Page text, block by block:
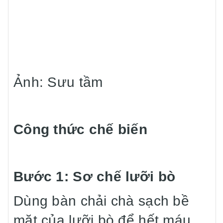
Ảnh: Sưu tầm
Công thức chế biến
Bước 1: Sơ chế lưỡi bò
Dùng bàn chải chà sạch bề